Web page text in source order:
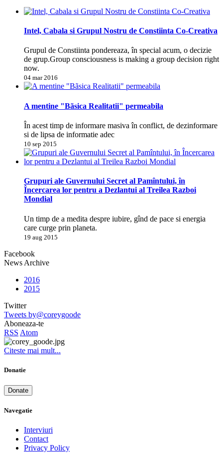
Intel, Cabala si Grupul Nostru de Constiinta Co-Creativa
Grupul de Constiinta pondereaza, în special acum, o decizie
de grup.Group consciousness is making a group decision right
now.
04 mar 2016
A mentine "Bãsica Realitatii" permeabila
În acest timp de informare masiva în conflict, de dezinformare
si de lipsa de informatie adec
10 sep 2015
Grupuri ale Guvernului Secret al Pamîntului, în
Încercarea lor pentru a Dezlantui al Treilea Razboi
Mondial
Un timp de a medita despre iubire, gînd de pace si energia
care curge prin planeta.
19 aug 2015
Facebook
News Archive
2016
2015
Twitter
Tweets by@coreygoode
Aboneaza-te
RSS Atom
Citeste mai mult...
Donatie
Donate
Navegatie
Interviuri
Contact
Privacy Policy